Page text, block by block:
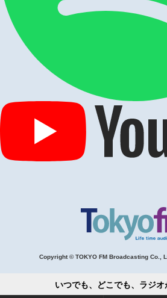
Copyright © TOKYO FM Broadcasting Co.,
いつでも、どこでも、ラジオ